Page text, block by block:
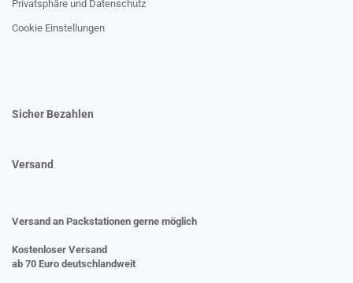
Privatsphäre und Datenschutz
Cookie Einstellungen
Sicher Bezahlen
Versand
Versand an Packstationen gerne möglich
Kostenloser Versand
ab 70 Euro deutschlandweit